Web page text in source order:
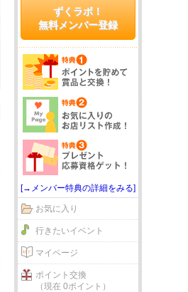
ずくラボ！
無料メンバー登録
[→メンバー特典の詳細をみる]
お気に入り
行きたいイベント
マイページ
ポイント交換
（現在 0ポイント）